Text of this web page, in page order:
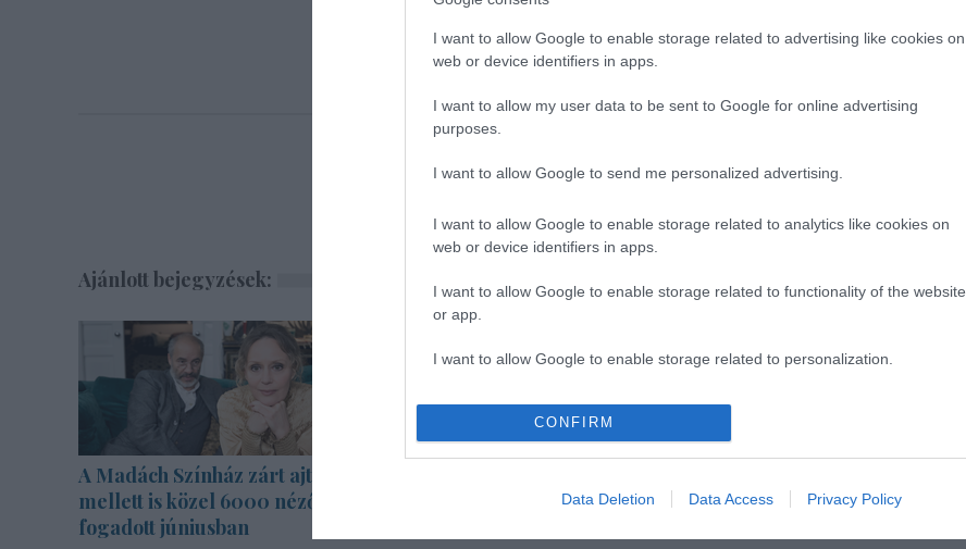
I want to allow Google to enable storage related to advertising like cookies on
web or device identifiers in apps.
I want to allow my user data to be sent to Google for online advertising
purposes.
I want to allow Google to send me personalized advertising.
I want to allow Google to enable storage related to analytics like cookies on
web or device identifiers in apps.
I want to allow Google to enable storage related to functionality of the website
or app.
I want to allow Google to enable storage related to personalization.
I want to allow Google to enable storage related to security, including
authentication functionality and fraud prevention, and other user protection.
CONFIRM
Data Deletion Data Access Privacy Policy
Ajánlott bejegyzések:
A Madách Színház zárt ajtók
mellett is közel 6000 nézőt
fogadott júniusban
zenekarral és tánccal
Nyári Színház